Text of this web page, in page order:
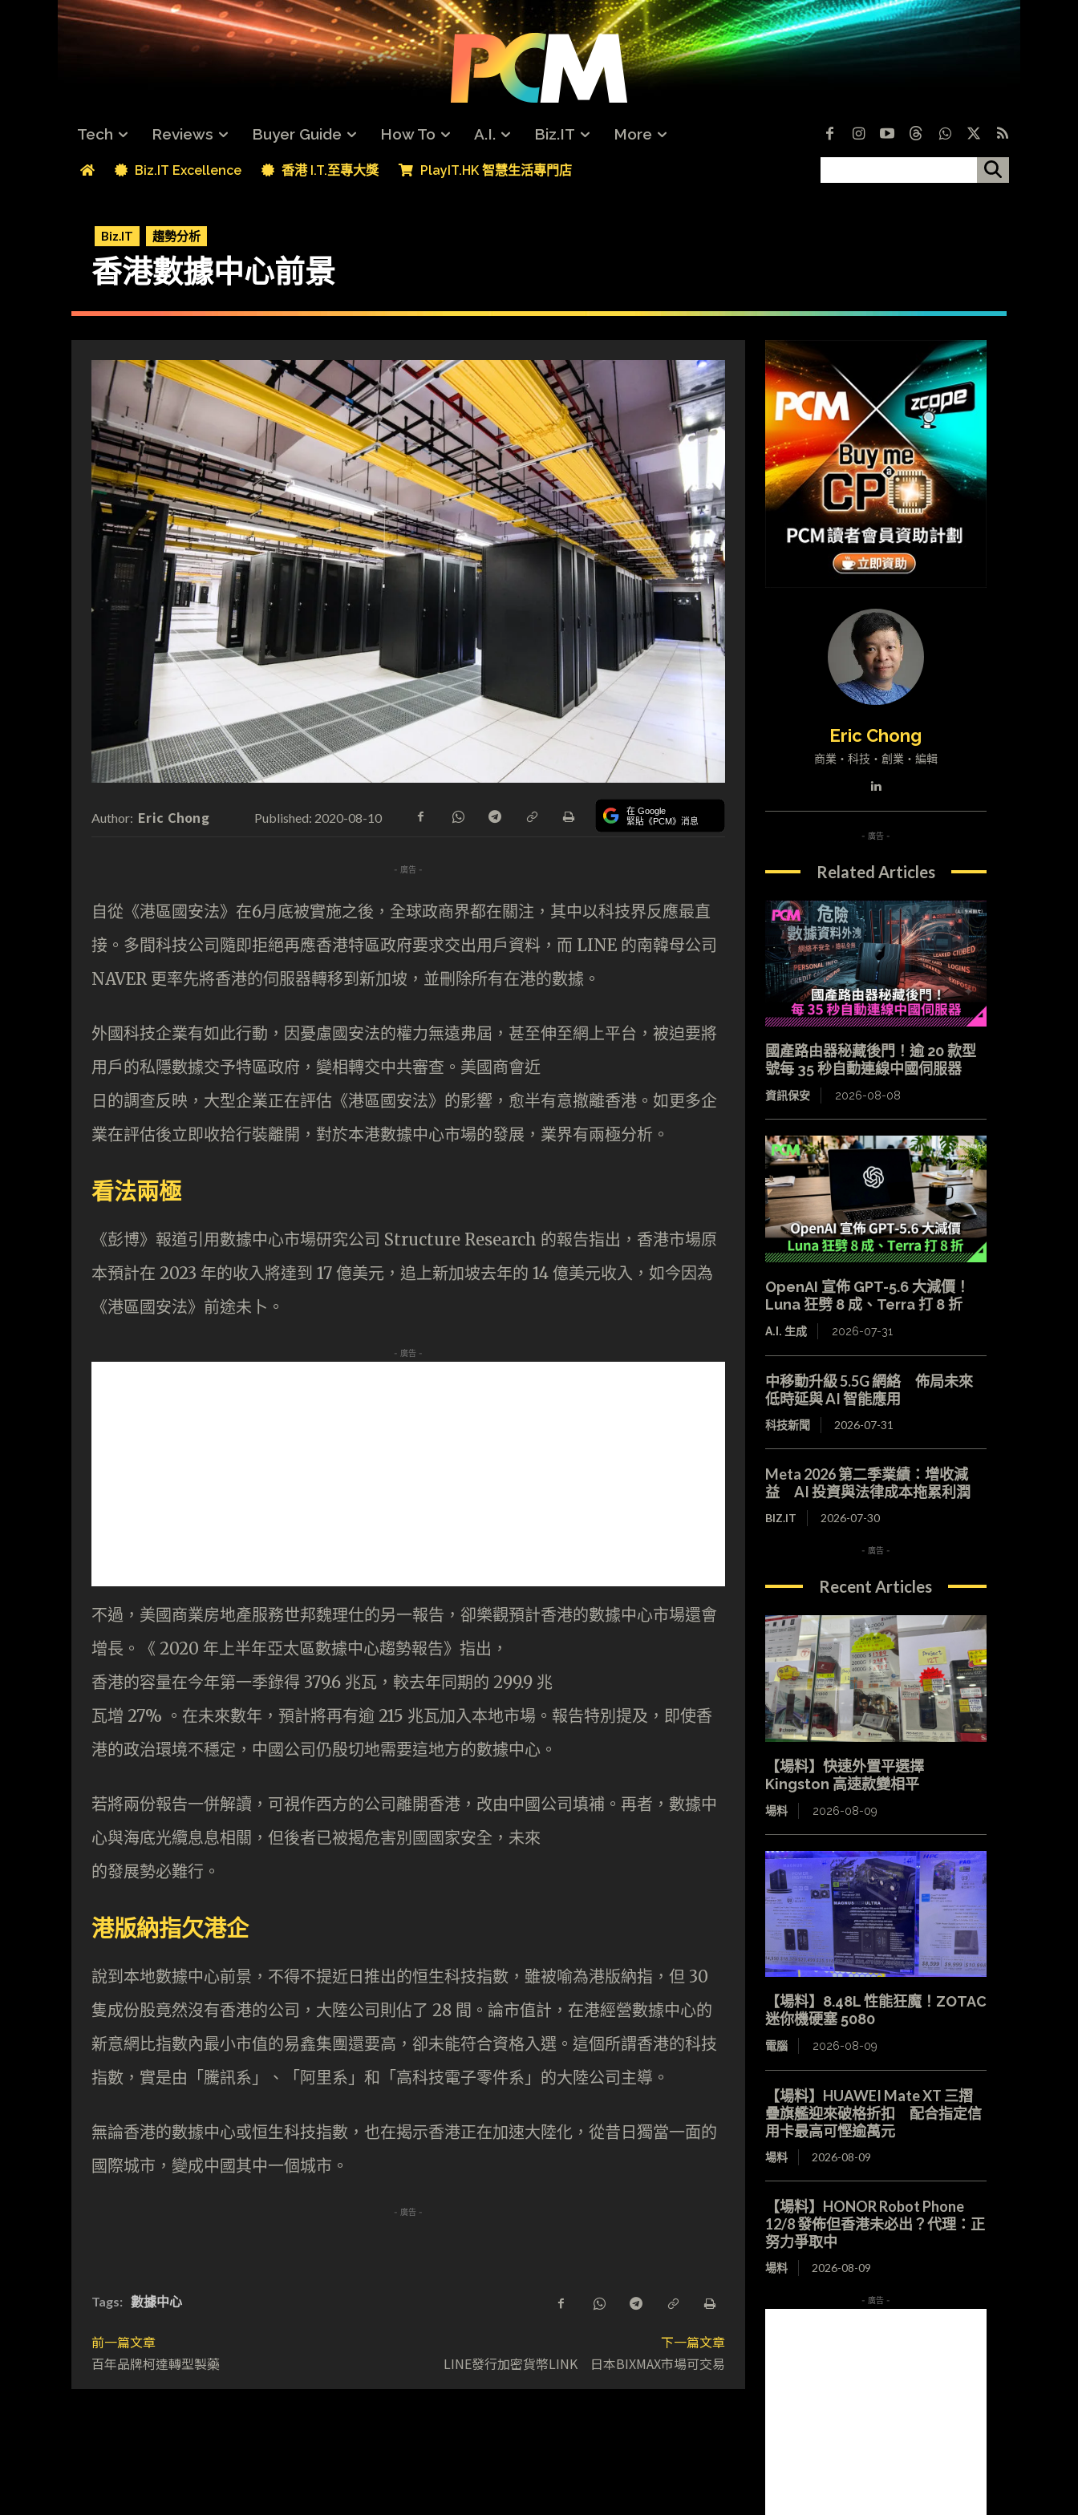
Tech Reviews Buyer Guide How To A.I. Biz.IT More
Biz.IT Excellence 香港 I.T.至專大獎 PlayIT.HK 智慧生活專門店
Biz.IT 趨勢分析
香港數據中心前景
Author: Eric Chong Published: 2020-08-10 在 Google
緊貼《PCM》消息
- 廣告 -
自從《港區國安法》在6月底被實施之後，全球政商界都在關注，其中以科技界反應最直
接。多間科技公司隨即拒絕再應香港特區政府要求交出用戶資料，而 LINE 的南韓母公司
NAVER 更率先將香港的伺服器轉移到新加坡，並刪除所有在港的數據。
外國科技企業有如此行動，因憂慮國安法的權力無遠弗屆，甚至伸至網上平台，被迫要將
用戶的私隱數據交予特區政府，變相轉交中共審查。美國商會近
日的調查反映，大型企業正在評估《港區國安法》的影響，愈半有意撤離香港。如更多企
業在評估後立即收拾行裝離開，對於本港數據中心市場的發展，業界有兩極分析。
看法兩極
《彭博》報道引用數據中心市場研究公司 Structure Research 的報告指出，香港市場原
本預計在 2023 年的收入將達到 17 億美元，追上新加坡去年的 14 億美元收入，如今因為
《港區國安法》前途未卜。
- 廣告 -
不過，美國商業房地產服務世邦魏理仕的另一報告，卻樂觀預計香港的數據中心市場還會
增長。《 2020 年上半年亞太區數據中心趨勢報告》指出，
香港的容量在今年第一季錄得 379.6 兆瓦，較去年同期的 299.9 兆
瓦增 27% 。在未來數年，預計將再有逾 215 兆瓦加入本地市場。報告特別提及，即使香
港的政治環境不穩定，中國公司仍殷切地需要這地方的數據中心。
若將兩份報告一併解讀，可視作西方的公司離開香港，改由中國公司填補。再者，數據中
心與海底光纜息息相關，但後者已被揭危害別國國家安全，未來
的發展勢必難行。
港版納指欠港企
說到本地數據中心前景，不得不提近日推出的恒生科技指數，雖被喻為港版納指，但 30
隻成份股竟然沒有香港的公司，大陸公司則佔了 28 間。論市值計，在港經營數據中心的
新意網比指數內最小市值的易鑫集團還要高，卻未能符合資格入選。這個所謂香港的科技
指數，實是由「騰訊系」、「阿里系」和「高科技電子零件系」的大陸公司主導。
無論香港的數據中心或恒生科技指數，也在揭示香港正在加速大陸化，從昔日獨當一面的
國際城市，變成中國其中一個城市。
- 廣告 -
Tags: 數據中心
前一篇文章
百年品牌柯達轉型製藥
下一篇文章
LINE發行加密貨幣LINK 日本BIXMAX市場可交易
Eric Chong
商業・科技・創業・編輯
- 廣告 -
Related Articles
國產路由器秘藏後門！逾 20 款型
號每 35 秒自動連線中國伺服器
資訊保安 2026-08-08
OpenAI 宣佈 GPT-5.6 大減價！
Luna 狂劈 8 成、Terra 打 8 折
A.I. 生成 2026-07-31
中移動升級 5.5G 網絡 佈局未來
低時延與 AI 智能應用
科技新聞 2026-07-31
Meta 2026 第二季業績：增收減
益 AI 投資與法律成本拖累利潤
BIZ.IT 2026-07-30
- 廣告 -
Recent Articles
【場料】快速外置平選擇
Kingston 高速款變相平
場料 2026-08-09
【場料】8.48L 性能狂魔！ZOTAC
迷你機硬塞 5080
電腦 2026-08-09
【場料】HUAWEI Mate XT 三摺
疊旗艦迎來破格折扣 配合指定信
用卡最高可慳逾萬元
場料 2026-08-09
【場料】HONOR Robot Phone
12/8 發佈但香港未必出？代理：正
努力爭取中
場料 2026-08-09
- 廣告 -